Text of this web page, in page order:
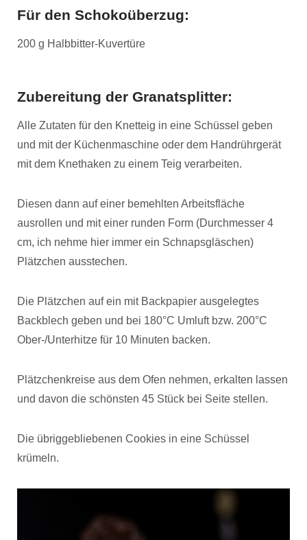
Für den Schokoüberzug:
200 g Halbbitter-Kuvertüre
Zubereitung der Granatsplitter:
Alle Zutaten für den Knetteig in eine Schüssel geben
und mit der Küchenmaschine oder dem Handrührgerät
mit dem Knethaken zu einem Teig verarbeiten.
Diesen dann auf einer bemehlten Arbeitsfläche
ausrollen und mit einer runden Form (Durchmesser 4
cm, ich nehme hier immer ein Schnapsgläschen)
Plätzchen ausstechen.
Die Plätzchen auf ein mit Backpapier ausgelegtes
Backblech geben und bei 180°C Umluft bzw. 200°C
Ober-/Unterhitze für 10 Minuten backen.
Plätzchenkreise aus dem Ofen nehmen, erkalten lassen
und davon die schönsten 45 Stück bei Seite stellen.
Die übriggebliebenen Cookies in eine Schüssel
krümeln.